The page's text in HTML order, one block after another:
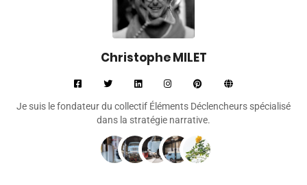
Christophe MILET
Je suis le fondateur du collectif Éléments Déclencheurs spécialisé
dans la stratégie narrative.